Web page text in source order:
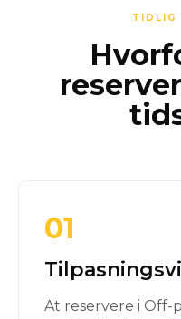
TIDLIG
01
At reservere i Off-